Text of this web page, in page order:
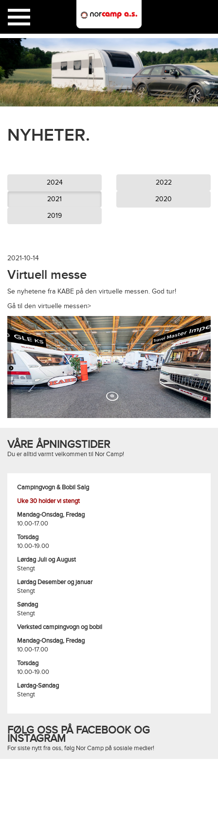
Toggle
navigation
NYHETER.
2024
2022
2021
2020
2019
2021-10-14
Virtuell messe
Se nyhetene fra KABE på den virtuelle messen. God tur!
Gå til den virtuelle messen>
VÅRE ÅPNINGSTIDER
Du er alltid varmt velkommen til Nor Camp!
Campingvogn & Bobil Salg
Uke 30 holder vi stengt
Mandag-Onsdag, Fredag
10.00-17.00
Torsdag
10.00-19.00
Lørdag Juli og August
Stengt
Lørdag Desember og januar
Stengt
Søndag
Stengt
Verksted campingvogn og bobil
Mandag-Onsdag, Fredag
10.00-17.00
Torsdag
10.00-19.00
Lørdag-Søndag
Stengt
FØLG OSS PÅ FACEBOOK OG
INSTAGRAM
For siste nytt fra oss, følg Nor Camp på sosiale medier!